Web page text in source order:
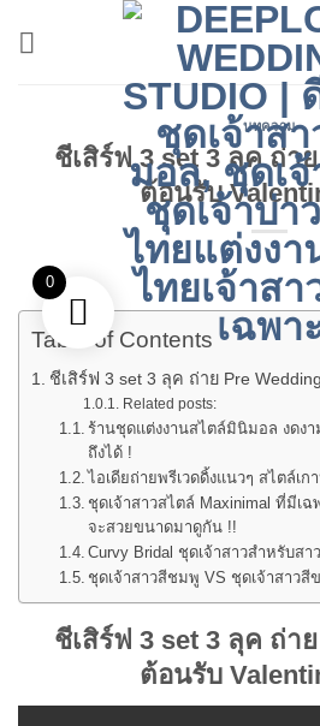
บทความ
ชีเสิร์ฟ 3 set 3 ลุค ถ่า
ต้อนรับ
Table of Contents
ชีเสิร์ฟ 3 set 3 ลุค ถ่าย Pre
Related posts:
ร้านชุดแต่งงานสไตล์มินิมอล งดงา
ถึงได้ !
ไอเดียถ่ายพรีเวดดิ้งแนวๆ สไตล์เก
ชุดเจ้าสาวสไตล์ Maxinimal ที่มีเฉ
จะสวยขนาดมาดูกัน !!
Curvy Bridal ชุดเจ้าสาวสำหรับสาว
ชุดเจ้าสาวสีชมพู VS ชุดเจ้าสาวสี
ชีเสิร์ฟ 3 set 3 ลุค ถ่า
ต้อนรับ
0